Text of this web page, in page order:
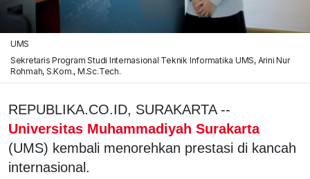
UMS
Sekretaris Program Studi Internasional Teknik Informatika UMS, Arini Nur
Rohmah, S.Kom., M.Sc.Tech.
REPUBLIKA.CO.ID, SURAKARTA --
Universitas Muhammadiyah Surakarta
(UMS) kembali menorehkan prestasi di kancah
internasional.